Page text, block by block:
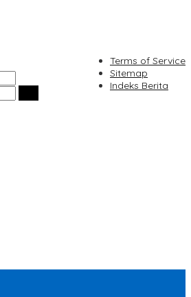
Terms of Service
Sitemap
Indeks Berita